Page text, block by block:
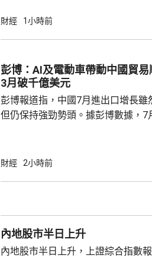
董事長顧問，為期一年。 56歲的蔡德粦是資
驗。蔡德粦現時為玩具「反」斗城
裁，透過輕資產模式推動業務轉型
財經 1小時前
彭博：AI及電動車帶動中國貿
3月破千億美元
彭博報道指，中國7月進出口增長雖
但仍保持強勁勢頭。據彭博數據，7
27.5%，貿易順差達1125億美元，連
和內需疲軟帶來的增長壓力。中國
第4個月保持兩位數增長，進...
財經 2小時前
內地股市半日上升
內地股市半日上升，上證綜合指數